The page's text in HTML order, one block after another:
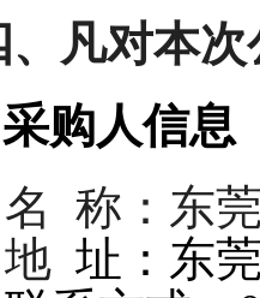
、凡对本
购人信息
名 称：东
地 址：东